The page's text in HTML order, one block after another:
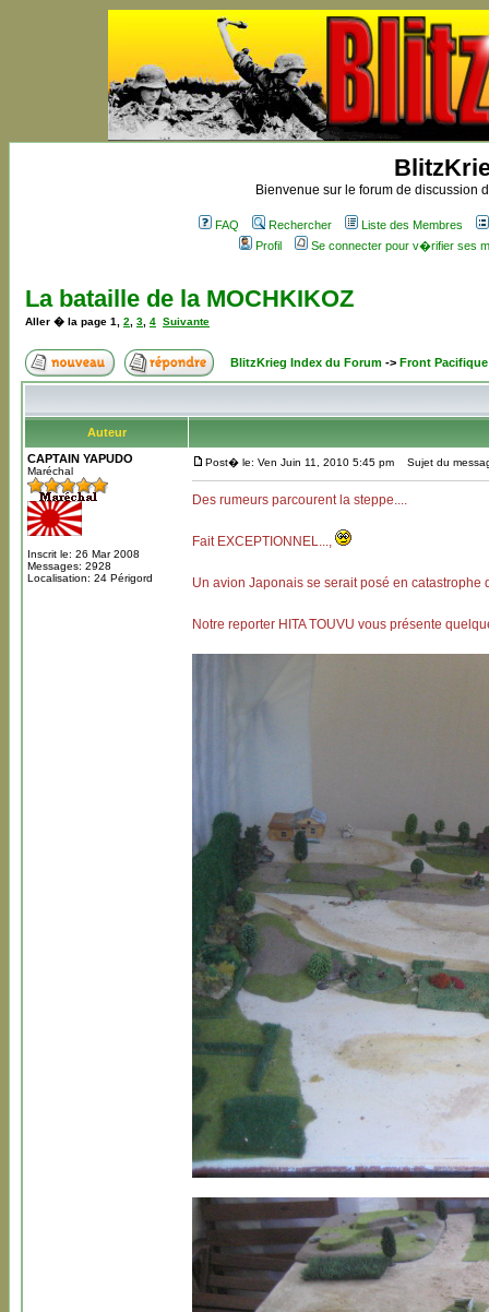
Bienvenue sur le forum de discussion
FAQ Rechercher
Liste des Membres
Profil
Se connecter pour v�rifier ses
La bataille de la MOCHKIKOZ
Aller � la page 1 2 3 4 Suivante
BlitzKrieg Index du Forum -> Front Pacifique
Auteur
CAPTAIN YAPUDO
Maréchal
Inscrit le: 26 Mar 2008
Messages: 2928
Localisation: 24 Périgord
Post� le: Ven Juin 11, 2010 5:45 pm Sujet du
Des rumeurs parcourent la steppe....
Fait EXCEPTIONNEL...,
Un avion Japonais se serait posé en catastrophe
Notre reporter HITA TOUVU vous présente